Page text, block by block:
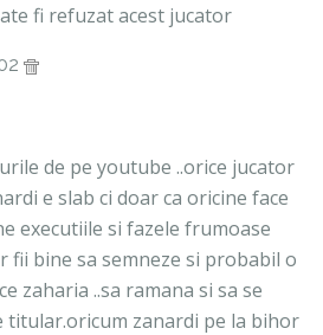
fi refuzat acest jucator
de pe youtube ..orice jucator
e slab ci doar ca oricine face
executiile si fazele frumoase
fii bine sa semneze si probabil o
zaharia ..sa ramana si sa se
titular.oricum zanardi pe la bihor